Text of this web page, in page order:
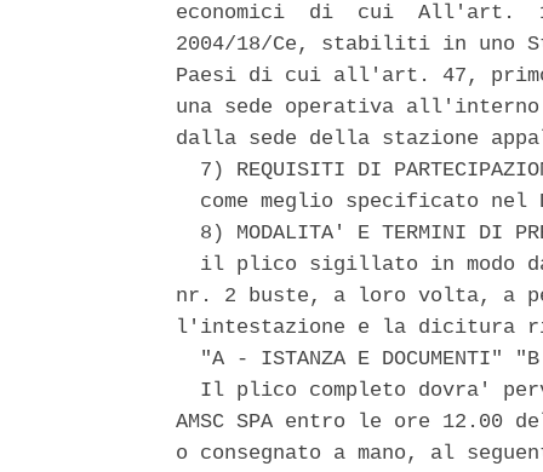
economici  di  cui  All'art.
2004/18/Ce, stabiliti in uno
Paesi di cui all'art. 47, primo
una sede operativa
dalla sede della stazione
7) REQUISITI DI
come meglio specificato
8) MODALITA' E TERMINI DI
il plico sigillato in modo
nr. 2 buste, a loro volta, a
l'intestazione e la dicitura
"A - ISTANZA E DOCUMENTI"
Il plico completo dovra'
AMSC SPA entro le ore 12.00
o consegnato a mano, al